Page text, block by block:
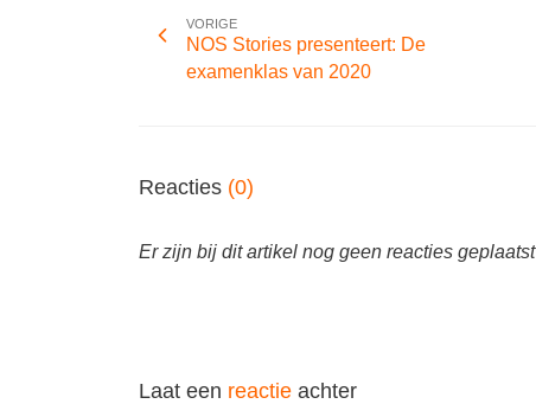
VORIGE
NOS Stories presenteert: De
examenklas van 2020
Reacties (0)
Er zijn bij dit artikel nog geen reacties geplaatst
Laat een reactie achter